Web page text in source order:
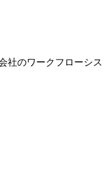
社のワークフローシス